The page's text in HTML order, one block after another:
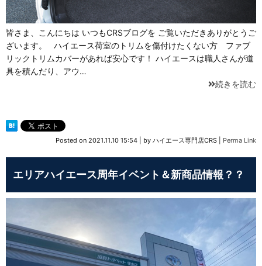
皆さま、こんにちは いつもCRSブログを ご覧いただきありがとうご
ざいます。 ハイエース荷室のトリムを傷付けたくない方 ファブ
リックトリムカバーがあれば安心です！ ハイエースは職人さんが道
具を積んだり、アウ…
続きを読む
Posted on 2021.11.10 15:54 by ハイエース専門店CRS Perma Link
エリアハイエース周年イベント＆新商品情報？？